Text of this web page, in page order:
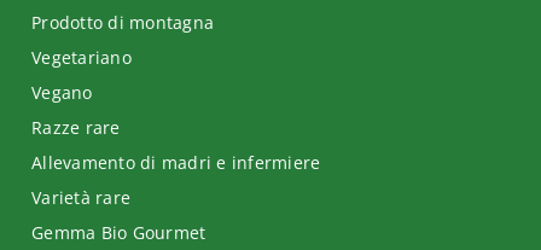
Prodotto di montagna
Vegetariano
Vegano
Razze rare
Allevamento di madri e infermiere
Varietà rare
Gemma Bio Gourmet